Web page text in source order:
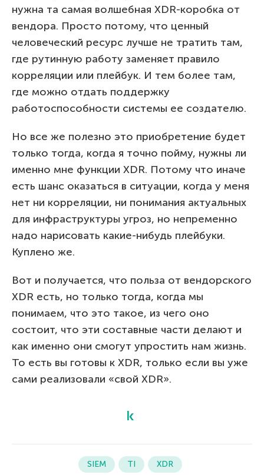
нужна та самая волшебная XDR-коробка от
вендора. Просто потому, что ценный
человеческий ресурс лучше не тратить там,
где рутинную работу заменяет правило
корреляции или плейбук. И тем более там,
где можно отдать поддержку
работоспособности системы ее создателю.
Но все же полезно это приобретение будет
только тогда, когда я точно пойму, нужны ли
именно мне функции XDR. Потому что иначе
есть шанс оказаться в ситуации, когда у меня
нет ни корреляции, ни понимания актуальных
для инфраструктуры угроз, но непременно
надо нарисовать какие-нибудь плейбуки.
Куплено же.
Вот и получается, что польза от вендорского
XDR есть, но только тогда, когда мы
понимаем, что это такое, из чего оно
состоит, что эти составные части делают и
как именно они смогут упростить нам жизнь.
То есть вы готовы к XDR, только если вы уже
сами реализовали «свой XDR».
SIEM TI XDR